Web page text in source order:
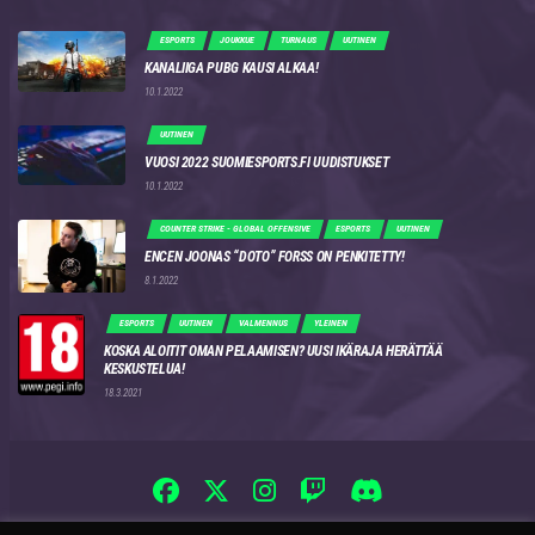
ESPORTS JOUKKUE TURNAUS UUTINEN
KANALIIGA PUBG KAUSI ALKAA!
10.1.2022
UUTINEN
VUOSI 2022 SUOMIESPORTS.FI UUDISTUKSET
10.1.2022
COUNTER STRIKE - GLOBAL OFFENSIVE ESPORTS UUTINEN
ENCEN JOONAS “DOTO” FORSS ON PENKITETTY!
8.1.2022
ESPORTS UUTINEN VALMENNUS YLEINEN
KOSKA ALOITIT OMAN PELAAMISEN? UUSI IKÄRAJA HERÄTTÄÄ
KESKUSTELUA!
18.3.2021